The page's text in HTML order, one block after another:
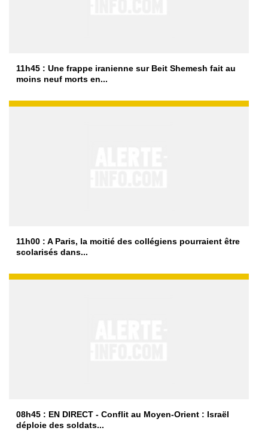
11h45 : Une frappe iranienne sur Beit Shemesh fait au
moins neuf morts en...
11h00 : A Paris, la moitié des collégiens pourraient être
scolarisés dans...
08h45 : EN DIRECT - Conflit au Moyen-Orient : Israël
déploie des soldats...